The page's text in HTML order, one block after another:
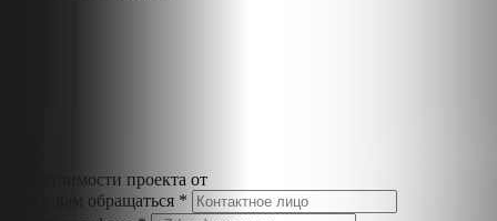
при стоимости проекта от
Как к вам обращаться *